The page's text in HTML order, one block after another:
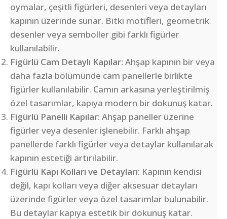
oymalar, çeşitli figürleri, desenleri veya detayları
kapının üzerinde sunar. Bitki motifleri, geometrik
desenler veya semboller gibi farklı figürler
kullanılabilir.
Figürlü Cam Detaylı Kapılar: Ahşap kapının bir veya
daha fazla bölümünde cam panellerle birlikte
figürler kullanılabilir. Camın arkasına yerleştirilmiş
özel tasarımlar, kapıya modern bir dokunuş katar.
Figürlü Panelli Kapılar: Ahşap paneller üzerine
figürler veya desenler işlenebilir. Farklı ahşap
panellerde farklı figürler veya detaylar kullanılarak
kapının estetiği artırılabilir.
Figürlü Kapı Kolları ve Detayları: Kapının kendisi
değil, kapı kolları veya diğer aksesuar detayları
üzerinde figürler veya özel tasarımlar bulunabilir.
Bu detaylar kapıya estetik bir dokunuş katar.